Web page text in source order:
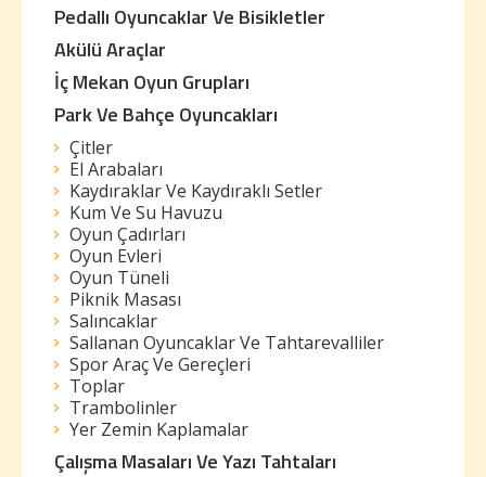
Pedallı Oyuncaklar Ve Bisikletler
Akülü Araçlar
İç Mekan Oyun Grupları
Park Ve Bahçe Oyuncakları
Çitler
El Arabaları
Kaydıraklar Ve Kaydıraklı Setler
Kum Ve Su Havuzu
Oyun Çadırları
Oyun Evleri
Oyun Tüneli
Piknik Masası
Salıncaklar
Sallanan Oyuncaklar Ve Tahtarevalliler
Spor Araç Ve Gereçleri
Toplar
Trambolinler
Yer Zemin Kaplamalar
Çalışma Masaları Ve Yazı Tahtaları